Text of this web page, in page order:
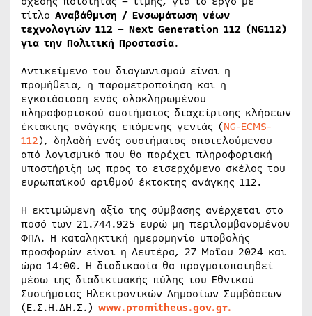
τίτλο Αναβάθμιση / Ενσωμάτωση νέων
τεχνολογιών 112 – Next Generation 112 (NG112)
για την Πολιτική Προστασία.
Αντικείμενο του διαγωνισμού είναι η
προμήθεια, η παραμετροποίηση και η
εγκατάσταση ενός ολοκληρωμένου
πληροφοριακού συστήματος διαχείρισης κλήσεων
έκτακτης ανάγκης επόμενης γενιάς (NG-ECMS-
112), δηλαδή ενός συστήματος αποτελούμενου
από λογισμικό που θα παρέχει πληροφοριακή
υποστήριξη ως προς το εισερχόμενο σκέλος του
ευρωπαϊκού αριθμού έκτακτης ανάγκης 112.
Η εκτιμώμενη αξία της σύμβασης ανέρχεται στο
ποσό των 21.744.925 ευρώ μη περιλαμβανομένου
ΦΠΑ. Η καταληκτική ημερομηνία υποβολής
προσφορών είναι η Δευτέρα, 27 Μαΐου 2024 και
ώρα 14:00. Η διαδικασία θα πραγματοποιηθεί
μέσω της διαδικτυακής πύλης του Εθνικού
Συστήματος Ηλεκτρονικών Δημοσίων Συμβάσεων
(Ε.Σ.Η.ΔΗ.Σ.) www.promitheus.gov.gr.